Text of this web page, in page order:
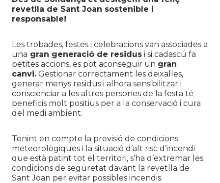
revetlla de Sant Joan sostenible i
responsable!
Les trobades, festes i celebracions van associades a
una gran generació de residus i si cadascú fa
petites accions, es pot aconseguir un gran
canvi. Gestionar correctament les deixalles,
generar menys residus i alhora sensibilitzar i
conscienciar a les altres persones de la festa té
beneficis molt positius per a la conservació i cura
del medi ambient.
Tenint en compte la previsió de condicions
meteorològiques i la situació d’alt risc d’incendi
que està patint tot el territori, s’ha d’extremar les
condicions de seguretat davant la revetlla de
Sant Joan per evitar possibles incendis.